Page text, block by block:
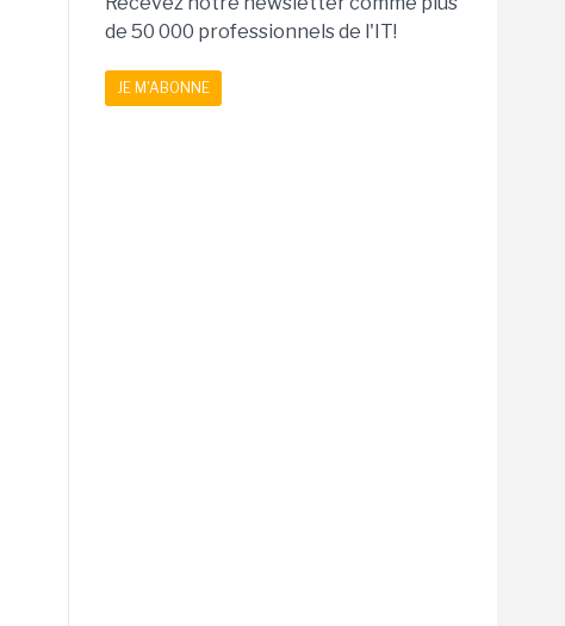
de 50 000 professionnels de l'IT!
JE M'ABONNE